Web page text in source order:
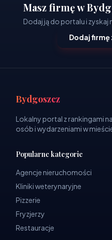
Masz firmę w
Dodaj ją do portalu i
Dodaj firmę
Bydgoszcz
Lokalny portal z rankingami
osób i wydarzeniami w
Popularne kategorie
Agencje nieruchomości
Kliniki weterynaryjne
Pizzerie
Fryzjerzy
Restauracje